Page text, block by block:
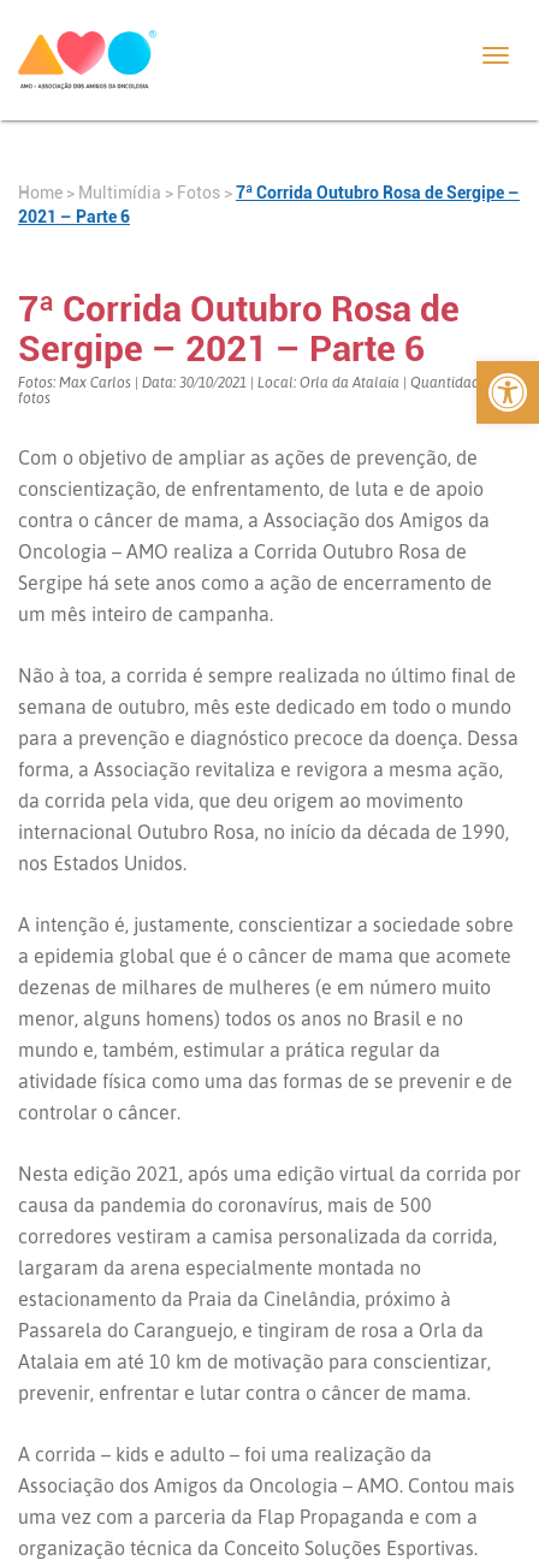
Abrir
Home > Multimídia > Fotos >7ª Corrida Outubro Rosa de Sergipe –
2021 – Parte 6
7ª Corrida Outubro Rosa de
Sergipe – 2021 – Parte 6
Fotos: Max Carlos | Data: 30/10/2021 | Local: Orla da Atalaia | Quantidade: 297
fotos
Com o objetivo de ampliar as ações de prevenção, de
conscientização, de enfrentamento, de luta e de apoio
contra o câncer de mama, a Associação dos Amigos da
Oncologia – AMO realiza a Corrida Outubro Rosa de
Sergipe há sete anos como a ação de encerramento de
um mês inteiro de campanha.
Não à toa, a corrida é sempre realizada no último final de
semana de outubro, mês este dedicado em todo o mundo
para a prevenção e diagnóstico precoce da doença. Dessa
forma, a Associação revitaliza e revigora a mesma ação,
da corrida pela vida, que deu origem ao movimento
internacional Outubro Rosa, no início da década de 1990,
nos Estados Unidos.
A intenção é, justamente, conscientizar a sociedade sobre
a epidemia global que é o câncer de mama que acomete
dezenas de milhares de mulheres (e em número muito
menor, alguns homens) todos os anos no Brasil e no
mundo e, também, estimular a prática regular da
atividade física como uma das formas de se prevenir e de
controlar o câncer.
Nesta edição 2021, após uma edição virtual da corrida por
causa da pandemia do coronavírus, mais de 500
corredores vestiram a camisa personalizada da corrida,
largaram da arena especialmente montada no
estacionamento da Praia da Cinelândia, próximo à
Passarela do Caranguejo, e tingiram de rosa a Orla da
Atalaia em até 10 km de motivação para conscientizar,
prevenir, enfrentar e lutar contra o câncer de mama.
A corrida – kids e adulto – foi uma realização da
Associação dos Amigos da Oncologia – AMO. Contou mais
uma vez com a parceria da Flap Propaganda e com a
organização técnica da Conceito Soluções Esportivas.